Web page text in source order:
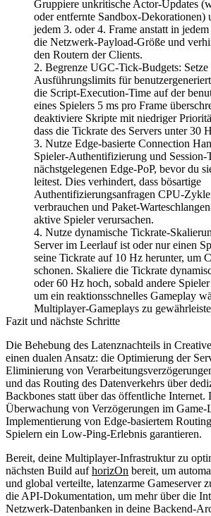
Gruppiere unkritische Actor-Updates
oder entfernte Sandbox-Dekorationen)
jedem 3. oder 4. Frame anstatt in
die Netzwerk-Payload-Größe und
den Routern der Clients.
Begrenze UGC-Tick-Budgets:
Ausführungslimits für
die Script-Execution-Time auf der
eines Spielers 5 ms pro Frame
deaktiviere Skripte mit niedriger
dass die Tickrate des Servers unter 30
Nutze Edge-basierte Connection
Spieler-Authentifizierung und Session-
nächstgelegenen Edge-PoP, bevor du
leitest. Dies verhindert, dass bösartige
Authentifizierungsanfragen CPU-
verbrauchen und Paket-
aktive Spieler verursachen.
Nutze dynamische Tickrate-
Server im Leerlauf ist oder nur einen
seine Tickrate auf 10 Hz herunter, um
schonen. Skaliere die Tickrate
oder 60 Hz hoch, sobald andere
um ein reaktionsschnelles Gameplay
Multiplayer-Gameplays zu
Fazit und nächste Schritte
Die Behebung des Latenznachteils in
einen dualen Ansatz: die Optimierung der
Eliminierung von
und das Routing des Datenverkehrs über
Backbones statt über das öffentliche Internet.
Überwachung von Verzögerungen im Game-
Implementierung von Edge-basiertem
Spielern ein Low-Ping-Erlebnis garantieren.
Bereit, deine Multiplayer-Infrastruktur zu
nächsten Build aufhorizOn bereit, um
und global verteilte, latenzarme Gameserver
die API-Dokumentation, um mehr über die
Netzwerk-Datenbanken in deine Backend-